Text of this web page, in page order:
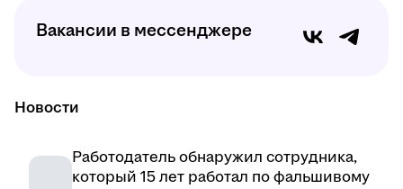
Вакансии в мессенджере
Новости
Работодатель обнаружил сотрудника,
который 15 лет работал по фальшивому